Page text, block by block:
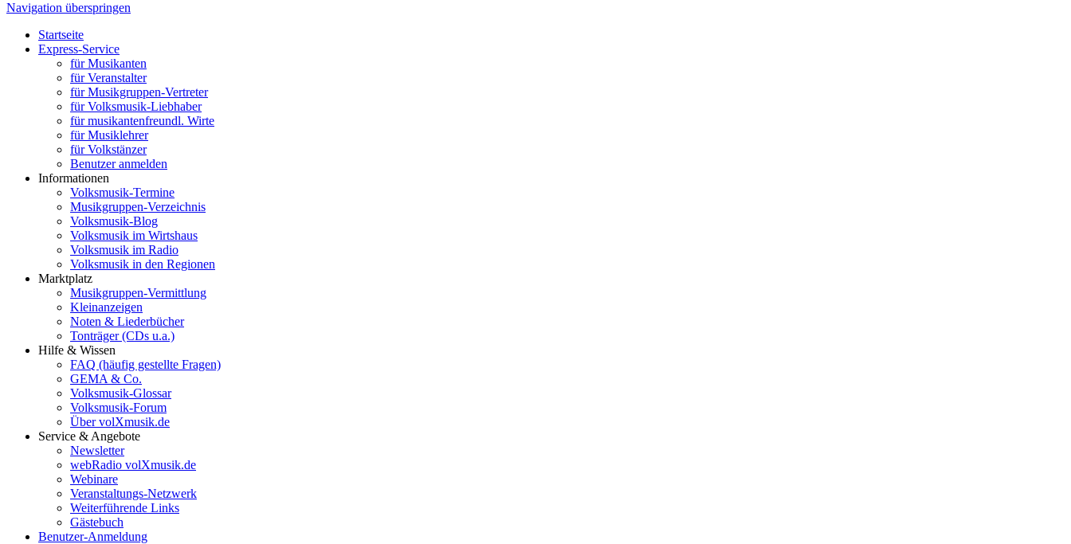
Navigation überspringen
Startseite
Express-Service
für Musikanten
für Veranstalter
für Musikgruppen-Vertreter
für Volksmusik-Liebhaber
für musikantenfreundl. Wirte
für Musiklehrer
für Volkstänzer
Benutzer anmelden
Informationen
Volksmusik-Termine
Musikgruppen-Verzeichnis
Volksmusik-Blog
Volksmusik im Wirtshaus
Volksmusik im Radio
Volksmusik in den Regionen
Marktplatz
Musikgruppen-Vermittlung
Kleinanzeigen
Noten & Liederbücher
Tonträger (CDs u.a.)
Hilfe & Wissen
FAQ (häufig gestellte Fragen)
GEMA & Co.
Volksmusik-Glossar
Volksmusik-Forum
Über volXmusik.de
Service & Angebote
Newsletter
webRadio volXmusik.de
Webinare
Veranstaltungs-Netzwerk
Weiterführende Links
Gästebuch
Benutzer-Anmeldung